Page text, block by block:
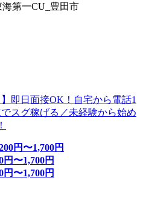
第一CU_豊田市
即日面接OK！自宅から電話1
スグ稼げる／未経験から始め
円〜1,700円
円〜1,700円
円〜1,700円